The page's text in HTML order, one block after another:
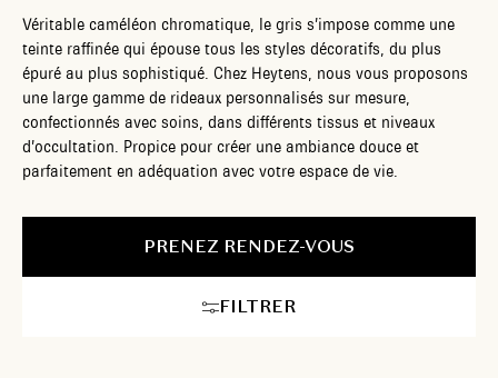
Véritable caméléon chromatique, le gris s’impose comme une
teinte raffinée qui épouse tous les styles décoratifs, du plus
épuré au plus sophistiqué. Chez Heytens, nous vous proposons
une large gamme de rideaux personnalisés sur mesure,
confectionnés avec soins, dans différents tissus et niveaux
d’occultation. Propice pour créer une ambiance douce et
parfaitement en adéquation avec votre espace de vie.
PRENEZ RENDEZ-VOUS
FILTRER